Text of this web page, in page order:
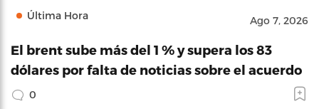
Última Hora Ago 7, 2026
El brent sube más del 1 % y supera los 83
dólares por falta de noticias sobre el acuerdo
0